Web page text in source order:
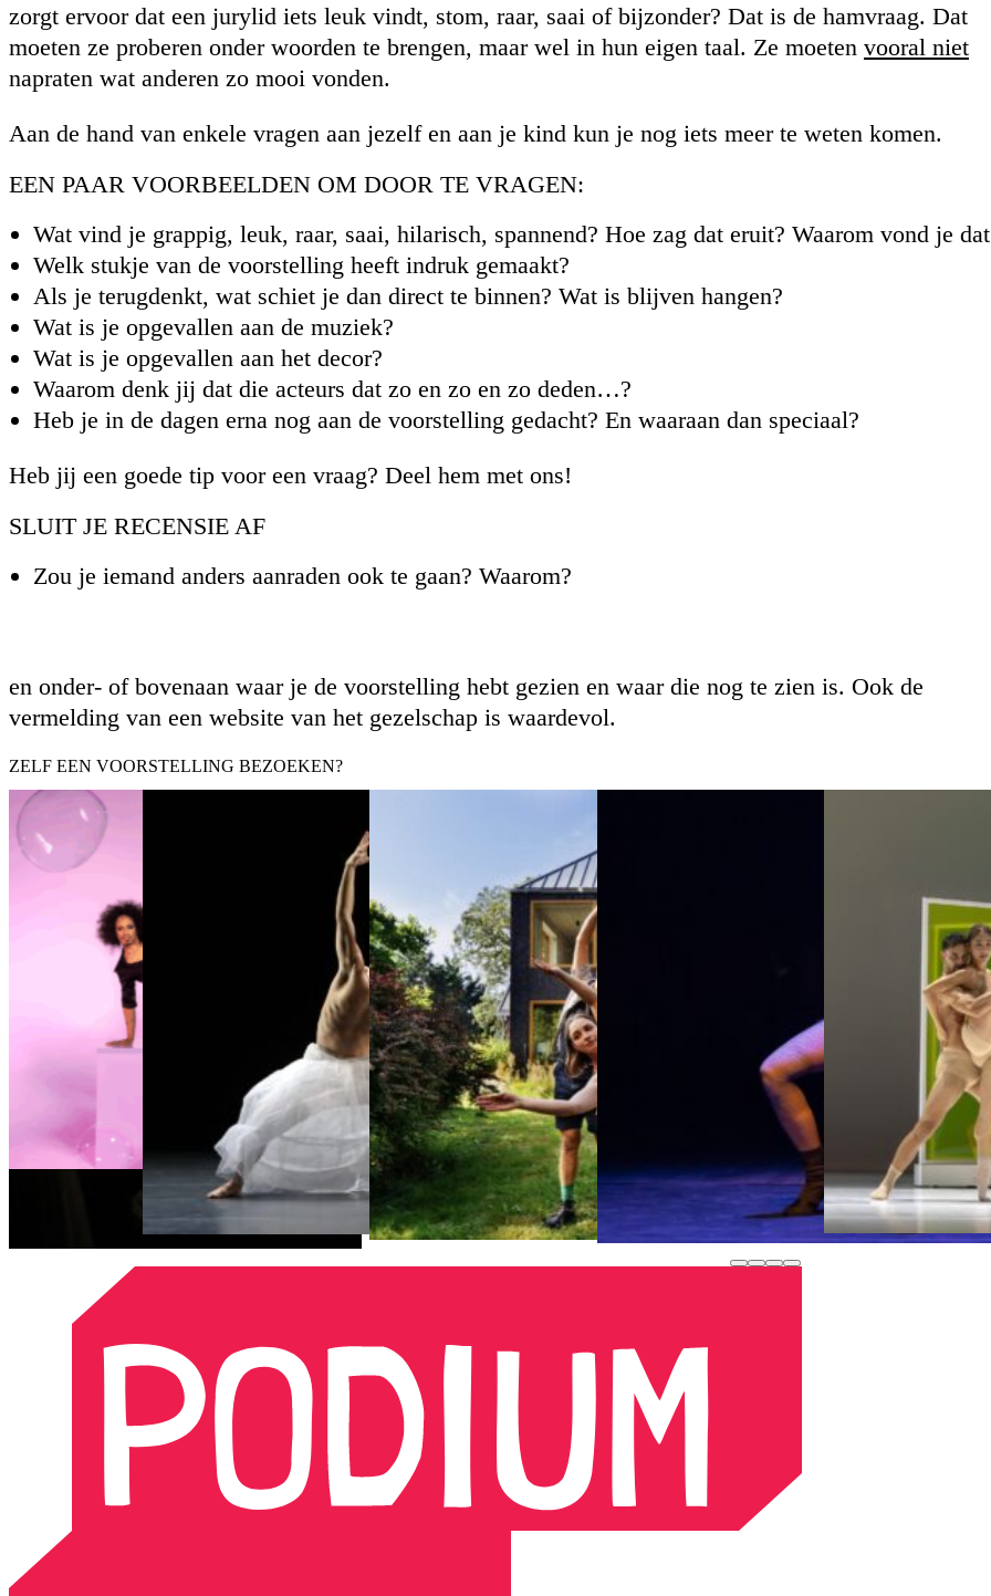
zorgt ervoor dat een jurylid iets leuk vindt, stom, raar, saai of bijzonder? Dat is de hamvraag. Dat
moeten ze proberen onder woorden te brengen, maar wel in hun eigen taal. Ze moeten vooral niet
napraten wat anderen zo mooi vonden.
Aan de hand van enkele vragen aan jezelf en aan je kind kun je nog iets meer te weten komen.
EEN PAAR VOORBEELDEN OM DOOR TE VRAGEN:
Wat vind je grappig, leuk, raar, saai, hilarisch, spannend? Hoe zag dat eruit? Waarom vond je
Welk stukje van de voorstelling heeft indruk gemaakt?
Als je terugdenkt, wat schiet je dan direct te binnen? Wat is blijven hangen?
Wat is je opgevallen aan de muziek?
Wat is je opgevallen aan het decor?
Waarom denk jij dat die acteurs dat zo en zo en zo deden…?
Heb je in de dagen erna nog aan de voorstelling gedacht? En waaraan dan speciaal?
Heb jij een goede tip voor een vraag? Deel hem met ons!
SLUIT JE RECENSIE AF
Zou je iemand anders aanraden ook te gaan? Waarom?
en onder- of bovenaan waar je de voorstelling hebt gezien en waar die nog te zien is. Ook de
vermelding van een website van het gezelschap is waardevol.
ZELF EEN VOORSTELLING BEZOEKEN?